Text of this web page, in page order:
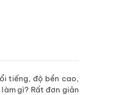
tiếng, độ bền cao,
gì? Rất đơn giản